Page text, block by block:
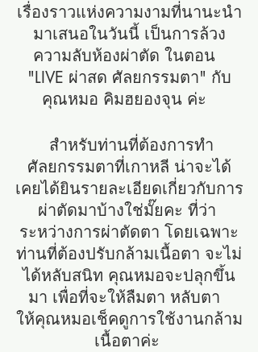
เรื่องราวแห่งความงามที่นานะนำ
มาเสนอในวันนี้ เป็นการล้วง
ความลับห้องผ่าตัด ในตอน
"LIVE ผ่าสด ศัลยกรรมตา" กับ
คุณหมอ คิมฮยองจุน ค่ะ
ศัลยกรรมตาที่เกาหลี น่าจะได้
เคยได้ยินรายละเอียดเกี่ยวกับการ
ผ่าตัดมาบ้างใช่มั๊ยคะ ที่ว่า
ระหว่างการผ่าตัดตา โดยเฉพาะ
ท่านที่ต้องปรับกล้ามเนื้อตา จะไม่
ได้หลับสนิท คุณหมอจะปลุกขึ้น
มา เพื่อที่จะให้ลืมตา หลับตา
ให้คุณหมอเช็คดูการใช้งานกล้าม
เนื้อตาค่ะ